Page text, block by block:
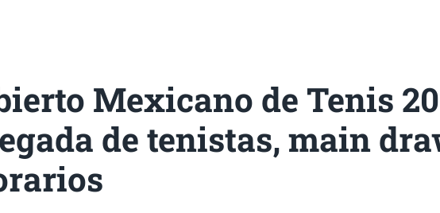
Mexicano de Tenis
de tenistas, main